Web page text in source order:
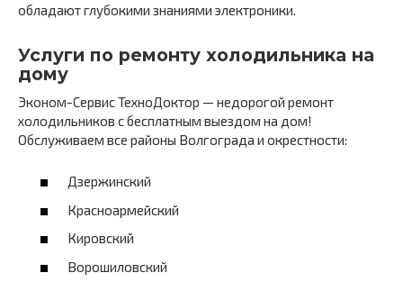
обладают глубокими знаниями электроники.
Услуги по ремонту холодильника на
дому
Эконом-Сервис ТехноДоктор — недорогой ремонт
холодильников с бесплатным выездом на дом!
Обслуживаем все районы Волгограда и окрестности:
Дзержинский
Красноармейский
Кировский
Ворошиловский